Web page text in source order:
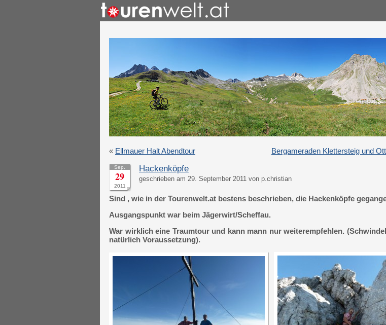
« Ellmauer Halt Abendtour Bergameraden Klettersteig und
Sep.
29
2011
Hackenköpfe
geschrieben am 29. September 2011 von p.christian
Sind , wie in der Tourenwelt.at bestens beschrieben, die Hackenköpfe
Ausgangspunkt war beim Jägerwirt/Scheffau.
War wirklich eine Traumtour und kann mann nur weiterempfehlen.
natürlich Voraussetzung).